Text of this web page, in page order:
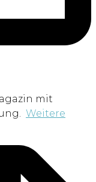
mit
Weitere